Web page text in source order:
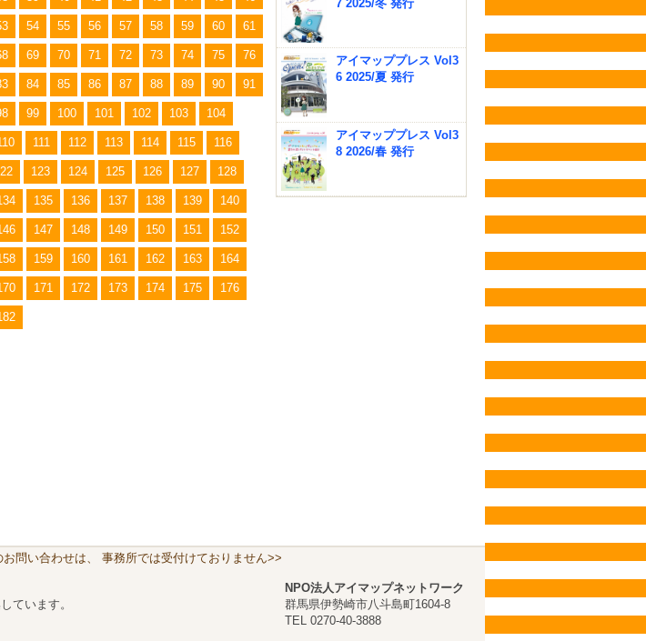
54 55 56 57 58 59 60 61
69 70 71 72 73 74 75 76
84 85 86 87 88 89 90 91
99 100 101 102 103 104
111 112 113 114 115 116
123 124 125 126 127 128
135 136 137 138 139 140
147 148 149 150 151 152
159 160 161 162 163 164
171 172 173 174 175 176
7 2025/冬 発行
アイマッププレス Vol3
6 2025/夏 発行
アイマッププレス Vol3
8 2026/春 発行
問い合わせは、 事務所では受付けておりません>>
ています。
NPO法人アイマップネットワーク
群馬県伊勢崎市八斗島町1604-8
TEL 0270-40-3888